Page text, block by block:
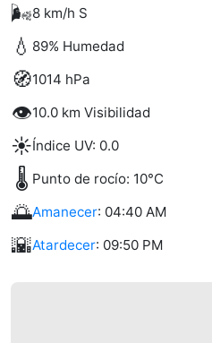
🌬️8 km/h S
💧 89% Humedad
🧭1014 hPa
👁️10.0 km Visibilidad
☀️Índice UV: 0.0
🌡️ Punto de rocío: 10°C
🌅Amanecer: 04:40 AM
🌇Atardecer: 09:50 PM